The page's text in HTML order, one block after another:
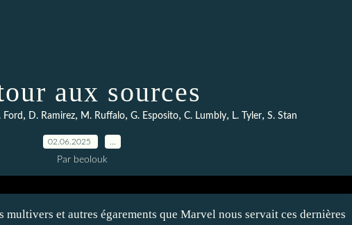
aux sources
Ford , D. Ramirez, M. Ruffalo, G. Esposito, C. Lumbly, L. Tyler, S. Stan
02.06.2025
Par beolouk
et autres égarements que Marvel nous servait ces dernières